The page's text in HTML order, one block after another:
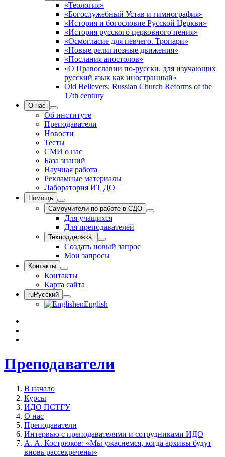
«Теология»
«Богослужебный Устав и гимнография»
«История и богословие Русской Церкви»
«История русского церковного пения»
«Осмогласие для певчего. Тропари»
«Новые религиозные движения»
«Послания апостолов»
«О Православии по-русски. для изучающих
русский язык как иностранный»
Old Believers: Russian Church Reforms of the
17th century
О нас
Об институте
Преподаватели
Новости
Тесты
СМИ о нас
База знаний
Научная работа
Рекламные материалы
Лаборатория ИТ ДО
Помощь
Самоучители по работе в СДО
Для учащихся
Для преподавателей
Техподдержка:
Создать новый запрос
Мои запросы
Контакты
Контакты
Карта сайта
ruРусский
enEnglish
Преподаватели
В начало
Курсы
ИДО ПСТГУ
О нас
Преподаватели
Интервью с преподавателями и сотрудниками ИДО
А. А. Кострюков: «Мы ужаснемся, когда архивы будут
вновь рассекречены»